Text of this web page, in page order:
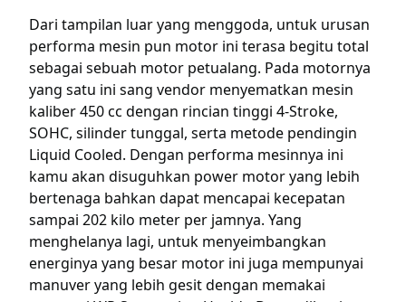
Dari tampilan luar yang menggoda, untuk urusan
performa mesin pun motor ini terasa begitu total
sebagai sebuah motor petualang. Pada motornya
yang satu ini sang vendor menyematkan mesin
kaliber 450 cc dengan rincian tinggi 4-Stroke,
SOHC, silinder tunggal, serta metode pendingin
Liquid Cooled. Dengan performa mesinnya ini
kamu akan disuguhkan power motor yang lebih
bertenaga bahkan dapat mencapai kecepatan
sampai 202 kilo meter per jamnya. Yang
menghelanya lagi, untuk menyeimbangkan
energinya yang besar motor ini juga mempunyai
manuver yang lebih gesit dengan memakai